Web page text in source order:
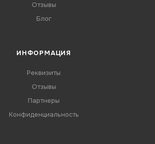
Отзывы
Блог
ИНФОРМАЦИЯ
Реквизиты
Отзывы
Партнеры
Конфиденциальность